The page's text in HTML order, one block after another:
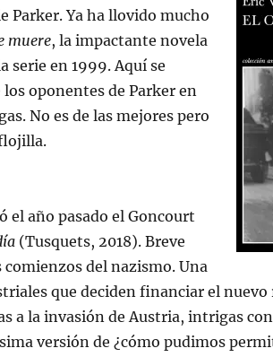
Parker. Ya ha llovido mucho
muere, la impactante novela
serie en 1999. Aquí se
oponentes de Parker en
No es de las mejores pero
el año pasado el Goncourt
(Tusquets, 2018). Breve
comienzos del nazismo. Una
que deciden financiar el nuevo
a la invasión de Austria, intrigas
versión de ¿cómo pudimos